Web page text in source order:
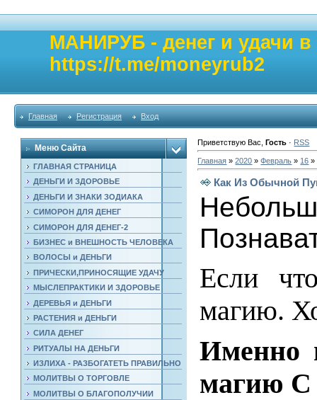
МАНИРУБ - денег и удачи
https://t.me/moneyrub2
Главная Регистрация Вход
Меню Сайта
ГЛАВНАЯ СТРАНИЦА
ДЕНЬГИ И ЗДОРОВЬЕ
ДЕНЬГИ И ЗНАКИ ЗОДИАКА
СИМОРОН ДЛЯ ДЕНЕГ
СИМОРОН ДЛЯ ДЕНЕГ-2
БИЗНЕС и ВНЕШНОСТЬ ЧЕЛОВЕКА
ВОЛОСЫ и ДЕНЬГИ
ПРИЧЕСКИ,ПРИНОСЯЩИЕ УДАЧУ
МЫСЛЕПРАКТИКИ И ЗДОРОВЬЕ
ДЕРЕВЬЯ и ДЕНЬГИ
РАСТЕНИЯ и ДЕНЬГИ
СИЛА ДЕНЕГ
РИТУАЛЫ НА ДЕНЬГИ
ИЗЛИХА - РАЗБОГАТЕТЬ ПРАВИЛЬНО
МОЛИТВЫ О ТОРГОВЛЕ
МОЛИТВЫ О БЛАГОПОЛУЧИИ
Приветствую Вас ,Гость · RSS
Главная »2020 » Февраль » 16 »
Как Из Обычной
Если
магию.
Именно
магию